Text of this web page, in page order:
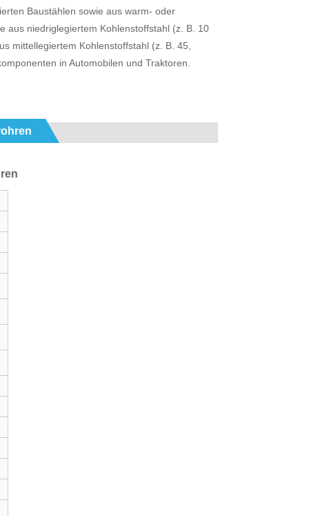
Baustählen sowie aus warm- oder
aus niedriglegiertem Kohlenstoffstahl (z. B. 10
mittellegiertem Kohlenstoffstahl (z. B. 45,
in Automobilen und Traktoren.